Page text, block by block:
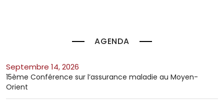
AGENDA
septembre 14, 2026
15ème Conférence sur l’assurance maladie au Moyen-
Orient